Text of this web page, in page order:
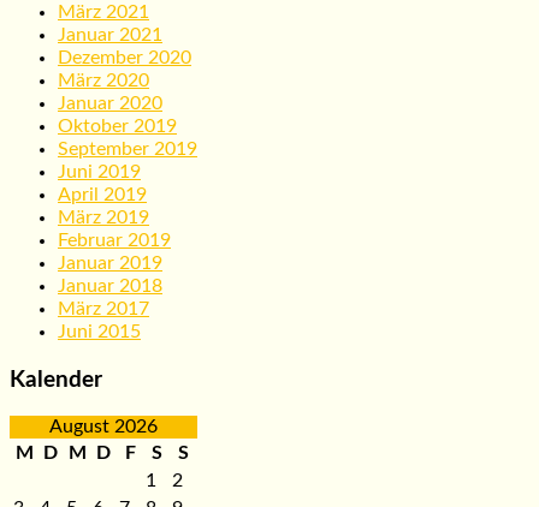
März 2021
Januar 2021
Dezember 2020
März 2020
Januar 2020
Oktober 2019
September 2019
Juni 2019
April 2019
März 2019
Februar 2019
Januar 2019
Januar 2018
März 2017
Juni 2015
Kalender
August 2026
M
D M D F S
S
1
2